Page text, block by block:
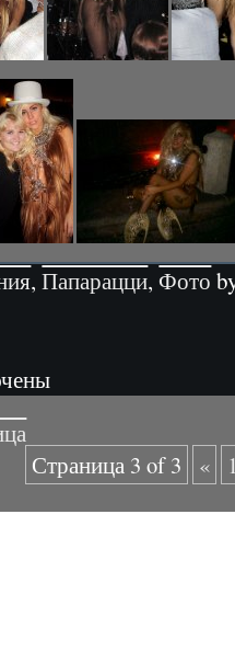
,Папарацци,Фото
Страница 3 of 3
«